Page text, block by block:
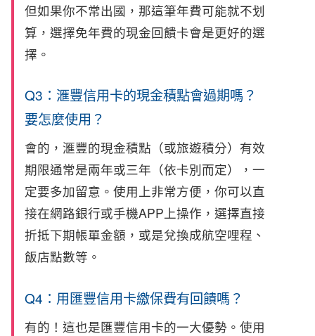
但如果你不常出國，那這筆年費可能就不划
算，選擇免年費的現金回饋卡會是更好的選
擇。
Q3：滙豐信用卡的現金積點會過期嗎？
要怎麼使用？
會的，滙豐的現金積點（或旅遊積分）有效
期限通常是兩年或三年（依卡別而定），一
定要多加留意。使用上非常方便，你可以直
接在網路銀行或手機APP上操作，選擇直接
折抵下期帳單金額，或是兌換成航空哩程、
飯店點數等。
Q4：用匯豐信用卡繳保費有回饋嗎？
有的！這也是匯豐信用卡的一大優勢。使用